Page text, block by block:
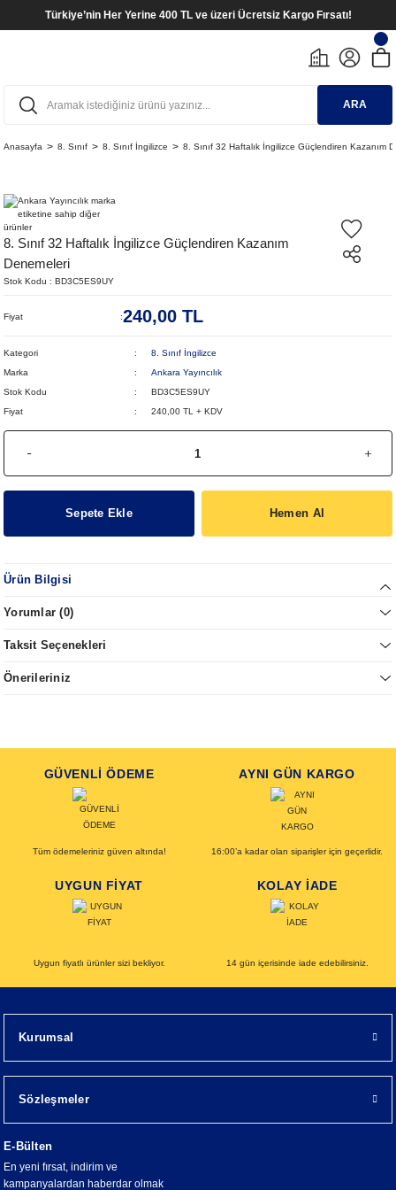
Türkiye’nin Her Yerine 400 TL ve üzeri Ücretsiz Kargo Fırsatı!
ARA
Anasayfa 8. Sınıf 8. Sınıf İngilizce 8. Sınıf 32 Haftalık İngilizce Güçlendiren Kazanım
8. Sınıf 32 Haftalık İngilizce Güçlendiren Kazanım
Denemeleri
Stok Kodu BD3C5ES9UY
Fiyat 240,00 TL
Kategori
8. Sınıf İngilizce
Marka
Ankara Yayıncılık
Stok Kodu
BD3C5ES9UY
Fiyat
240,00 TL + KDV
Sepete Ekle Hemen Al
Ürün Bilgisi
Yorumlar (0)
Taksit Seçenekleri
Önerileriniz
GÜVENLİ ÖDEME
Tüm ödemeleriniz güven altında!
AYNI GÜN KARGO
16:00’a kadar olan siparişler için geçerlidir.
UYGUN FİYAT
Uygun fiyatlı ürünler sizi bekliyor.
KOLAY İADE
14 gün içerisinde iade edebilirsiniz.
Kurumsal
Sözleşmeler
E-Bülten
En yeni fırsat, indirim ve
kampanyalardan haberdar olmak